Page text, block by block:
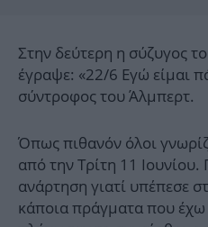
Στην δεύτερη η σύζυγος
έγραψε: «22/6 Εγώ είμαι
σύντροφος του Άλμπερτ.
Όπως πιθανόν όλοι
από την Τρίτη 11
ανάρτηση γιατί υπέπεσε
κάποια πράγματα που